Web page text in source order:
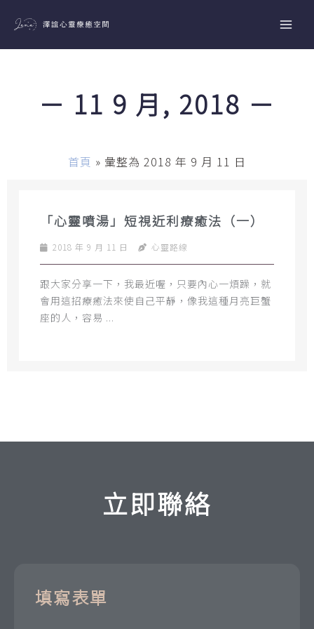
主
－ 11 9 月, 2018 －
首頁 » 彙整為 2018 年 9 月 11 日
「心靈噴湯」短視近利療癒法（一）
2018 年 9 月 11 日 心靈路線
跟大家分享一下，我最近喔，只要內心一煩躁，就
會用這招療癒法來使自己平靜，像我這種月亮巨蟹
座的人，容易 ...
立即聯絡
填寫表單